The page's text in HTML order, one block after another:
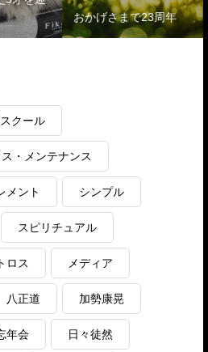
おかげさまで23周年
クール
・メンテナンス
メント シンプル
スピリチュアル
ロス メディア
八正道 加勢康晃
年会 日々徒然